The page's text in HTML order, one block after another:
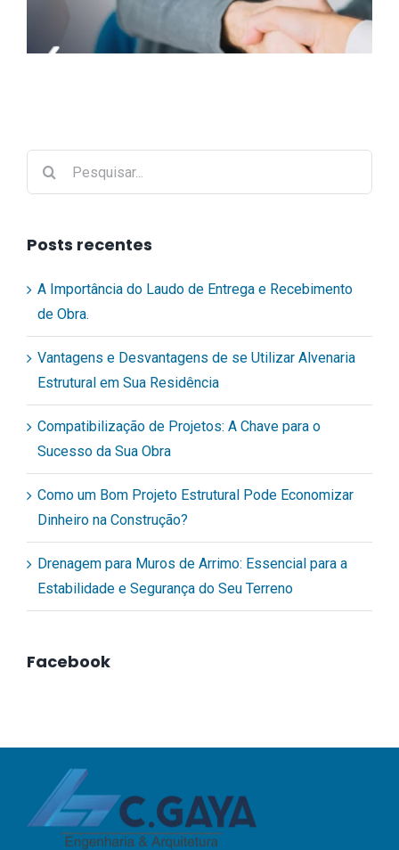
A Importância do
Laudo de Entrega e
Posts recentes
A Importância do Laudo de Entrega e Recebimento
de Obra.
Vantagens e Desvantagens de se Utilizar Alvenaria
Estrutural em Sua Residência
Compatibilização de Projetos: A Chave para o
Sucesso da Sua Obra
Como um Bom Projeto Estrutural Pode Economizar
Dinheiro na Construção?
Drenagem para Muros de Arrimo: Essencial para a
Estabilidade e Segurança do Seu Terreno
Facebook